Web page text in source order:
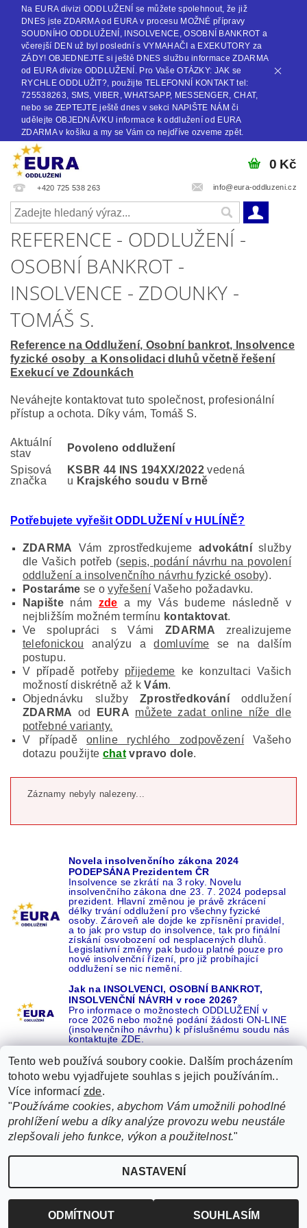
Na EURA divizi ODDLUŽENÍ se můžete spolehnout, že již
DNES jste ZDARMA od EURA v procesu MOŽNÉ přípravy
SOUDNÍHO ODDLUŽENÍ, INSOLVENCE, OSOBNÍ BANKROT a
včerejší DEN už byl poslední s VYMAHAČI a EXEKUTORY za
ZÁDY! OBJEDNEJTE si ještě DNES službu informace ZDARMA
od EURA divize ODDLUŽENÍ. Pro Vaše OTÁZKY: JAK se
RYCHLE ODDLUŽIT?, použijte TELEFONNÍ KONTAKT tel:
725538263, SMS, VIBER, WHATSAPP, MESSENGER, CHAT,
nebo se ZEPTEJTE ještě dnes v sekci NAPIŠTE NÁM či
udělejte OBJEDNÁVKU informace k oddlužení od EURA
ZDARMA v košíku a my se Vám co nejdříve ozveme zpět.
+420 725 538 263 info@eura-oddluzeni.cz
0 Kč
REFERENCE - ODDLUŽENÍ -
OSOBNÍ BANKROT -
INSOLVENCE - ZDOUNKY -
TOMÁŠ S.
Reference na Oddlužení, Osobní bankrot, Insolvence
fyzické osoby a Konsolidaci dluhů včetně řešení
Exekucí ve Zdounkách
Neváhejte kontaktovat tuto společnost, profesionální
přístup a ochota. Díky vám, Tomáš S.
Aktuální
stav
Povoleno oddlužení
Spisová
značka
KSBR 44 INS 194XX/2022vedená
u Krajského soudu v Brně
Potřebujete vyřešit ODDLUŽENÍ v HULÍNĚ?
ZDARMA Vám zprostředkujeme advokátníslužby
dle Vašich potřeb (sepis, podání návrhu na povolení
oddlužení a insolvenčního návrhu fyzické osoby).
Postaráme se ovyřešeníVašeho požadavku.
Napištenám zde a my Vás budeme následně v
nejbližším možném termínu kontaktovat.
Ve spolupráci s Vámi ZDARMA zrealizujeme
telefonickou analýzu adomluvíme se na dalším
postupu.
V případě potřeby přijedeme ke konzultaci Vašich
možností diskrétně až kVám.
Objednávku služby
Zprostředkováníoddlužení
ZDARMA od EURA můžete zadat online níže dle
potřebné varianty.
V případěonline rychlého zodpovězení Vašeho
dotazu použijte chatvpravo dole.
Záznamy nebyly nalezeny...
Novela insolvenčního zákona 2024
PODEPSÁNA Prezidentem ČR
Insolvence se zkrátí na 3 roky. Novelu
insolvenčního zákona dne 23. 7. 2024 podepsal
prezident. Hlavní změnou je právě zkrácení
délky trvání oddlužení pro všechny fyzické
osoby. Zároveň ale dojde ke zpřísnění pravidel,
a to jak pro vstup do insolvence, tak pro finální
získání osvobození od nesplacených dluhů.
Legislativní změny pak budou platné pouze pro
nové insolvenční řízení, pro již probíhající
oddlužení se nic nemění.
Jak na INSOLVENCI, OSOBNÍ BANKROT,
INSOLVENČNÍ NÁVRH v roce 2026?
Pro informace o možnostech ODDLUŽENÍ v
roce 2026 nebo možné podání žádosti ON-LINE
(insolvenčního návrhu) k příslušnému soudu nás
kontaktujte ZDE.
Recenze o NÁS na GOOGLE | 16 let REFERENCÍ v celé ČR |
Recenze o NÁS na SEZNAMU |
ŽÁDEJTE život BEZ DLUHŮ nebo EXEKUCÍ ZDE
EURA oddlužení, insolvence a osobní bankrot ZDARMA od EURA
práva vyhrazenaUpravit nastavení cookies
Tento web používá soubory cookie. Dalším procházením
tohoto webu vyjadřujete souhlas s jejich používáním..
Více informací zde.
"Používáme cookies, abychom Vám umožnili pohodlné
prohlížení webu a díky analýze provozu webu neustále
zlepšovali jeho funkce, výkon a použitelnost."
NASTAVENÍ
ODMÍTNOUT SOUHLASÍM